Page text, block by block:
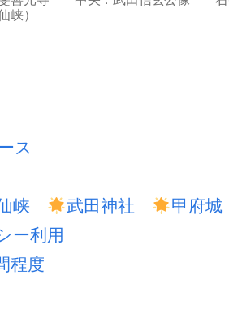
峡）
ス
峡 武田神社
甲府城
利用
度